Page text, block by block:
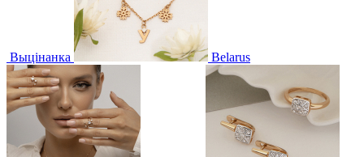
Выцінанка Belarus